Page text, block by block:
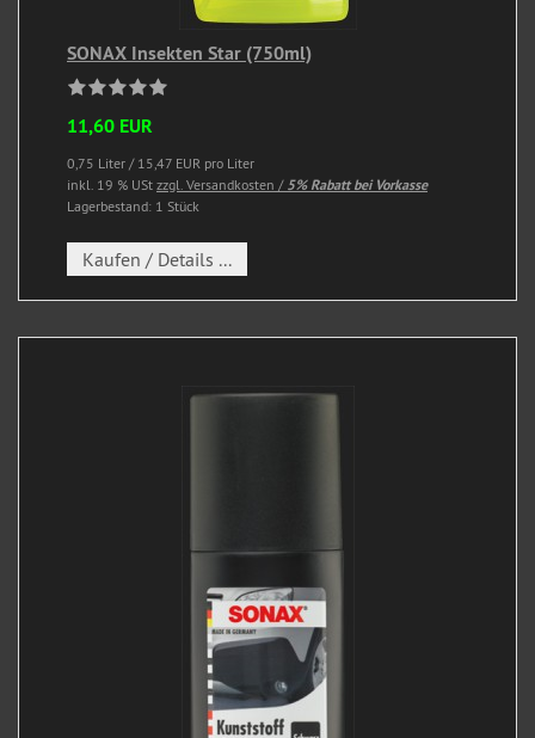
SONAX Insekten Star (750ml)
11,60 EUR
0,75 Liter / 15,47 EUR pro Liter
inkl. 19 % USt zzgl. Versandkosten / 5% Rabatt bei Vorkasse
Lagerbestand: 1 Stück
Kaufen / Details ...